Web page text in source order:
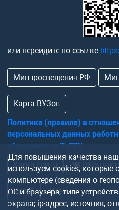
Для повышения качества
используем cookies, которые
компьютере (сведения о
ОС и браузера, типе
экрана; ip-адрес, источник,
или перейдите по ссылке
Минпросвещения РФ
Карта ВУЗов
Политика (правила) в
персональных данных
абитуриентов ТвГТУ
Карта сайта
Рутуб Дзен